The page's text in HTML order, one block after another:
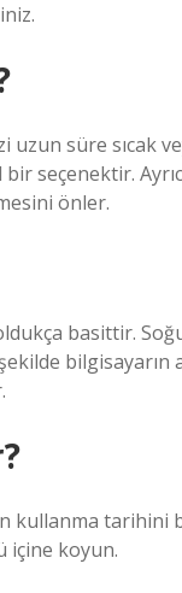
uzun süre sıcak
seçenektir.
önler.
basittir.
bilgisayarın
tarihini
içine koyun.